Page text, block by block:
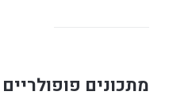
מתכונים פופולריים